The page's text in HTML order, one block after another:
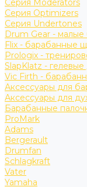
Серия Moderators
Серия Optimizers
Серия Undertones
Drum Gear -
Flix - барабанные
Prologix -
SlapKlatz -
Vic Firth -
Аксессуары для
Аксессуары для
Барабанные
ProMark
Adams
Bergerault
Drumfan
Schlagkraft
Vater
Yamaha